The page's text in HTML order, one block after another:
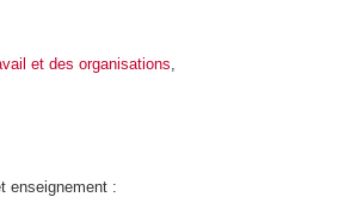
et des organisations
enseignement :